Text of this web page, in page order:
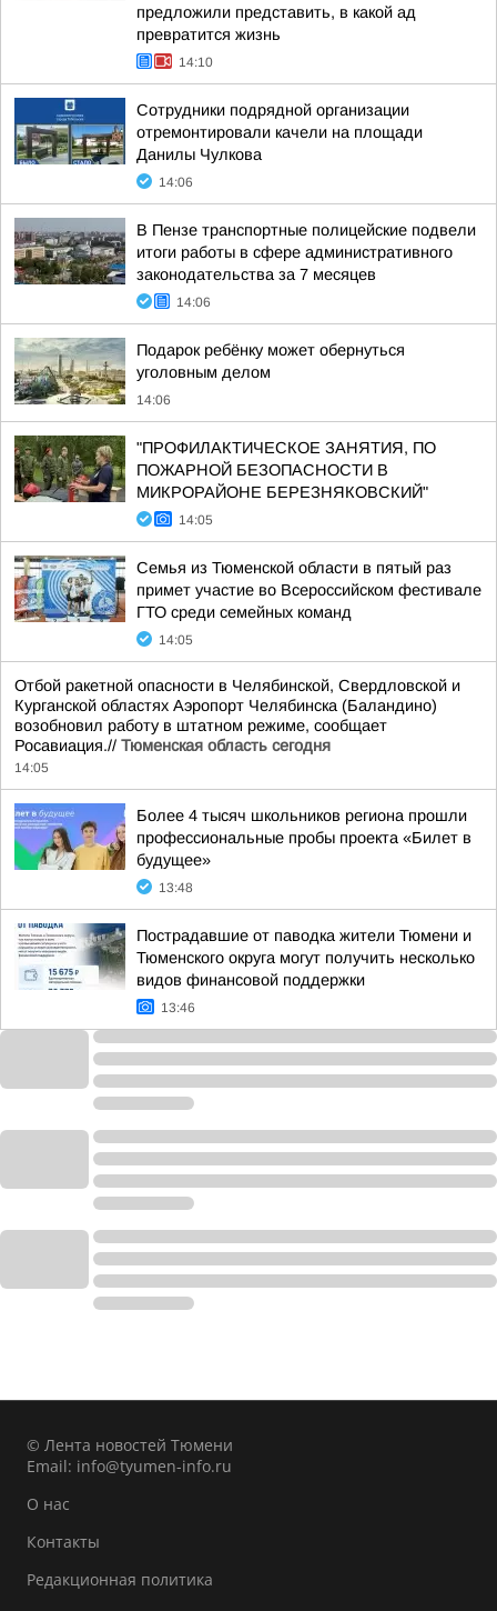
предложили представить, в какой ад
превратится жизнь
14:10
Сотрудники подрядной организации
отремонтировали качели на площади
Данилы Чулкова
14:06
В Пензе транспортные полицейские подвели
итоги работы в сфере административного
законодательства за 7 месяцев
14:06
Подарок ребёнку может обернуться
уголовным делом
14:06
"ПРОФИЛАКТИЧЕСКОЕ ЗАНЯТИЯ, ПО
ПОЖАРНОЙ БЕЗОПАСНОСТИ В
МИКРОРАЙОНЕ БЕРЕЗНЯКОВСКИЙ"
14:05
Семья из Тюменской области в пятый раз
примет участие во Всероссийском фестивале
ГТО среди семейных команд
14:05
Отбой ракетной опасности в Челябинской, Свердловской и
Курганской областях Аэропорт Челябинска (Баландино)
возобновил работу в штатном режиме, сообщает
Росавиация.// Тюменская область сегодня
14:05
Более 4 тысяч школьников региона прошли
профессиональные пробы проекта «Билет в
будущее»
13:48
Пострадавшие от паводка жители Тюмени и
Тюменского округа могут получить несколько
видов финансовой поддержки
13:46
© Лента новостей Тюмени
Email: info@tyumen-info.ru
О нас
Контакты
Редакционная политика